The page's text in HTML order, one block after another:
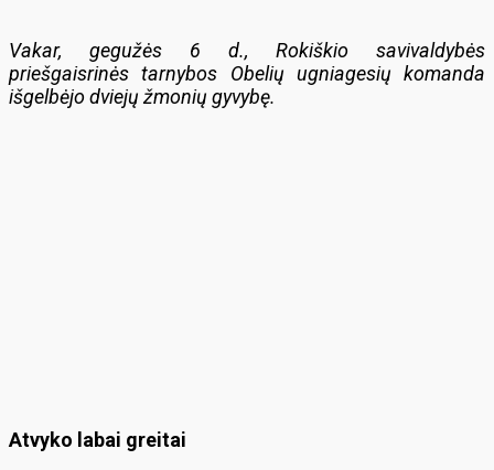
Vakar, gegužės 6 d., Rokiškio savivaldybės
priešgaisrinės tarnybos Obelių ugniagesių komanda
išgelbėjo dviejų žmonių gyvybę.
Atvyko labai greitai